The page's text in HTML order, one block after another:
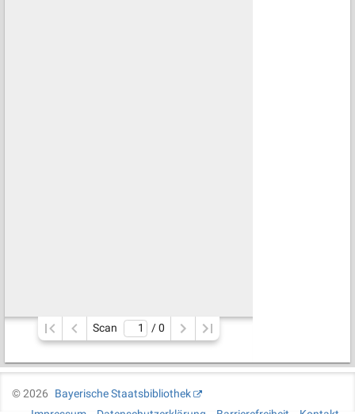
Scan / 0
©2026
Bayerische Staatsbibliothek